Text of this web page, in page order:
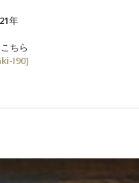
年
ちら
I90]